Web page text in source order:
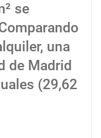
se
una
de Madrid
(29,62